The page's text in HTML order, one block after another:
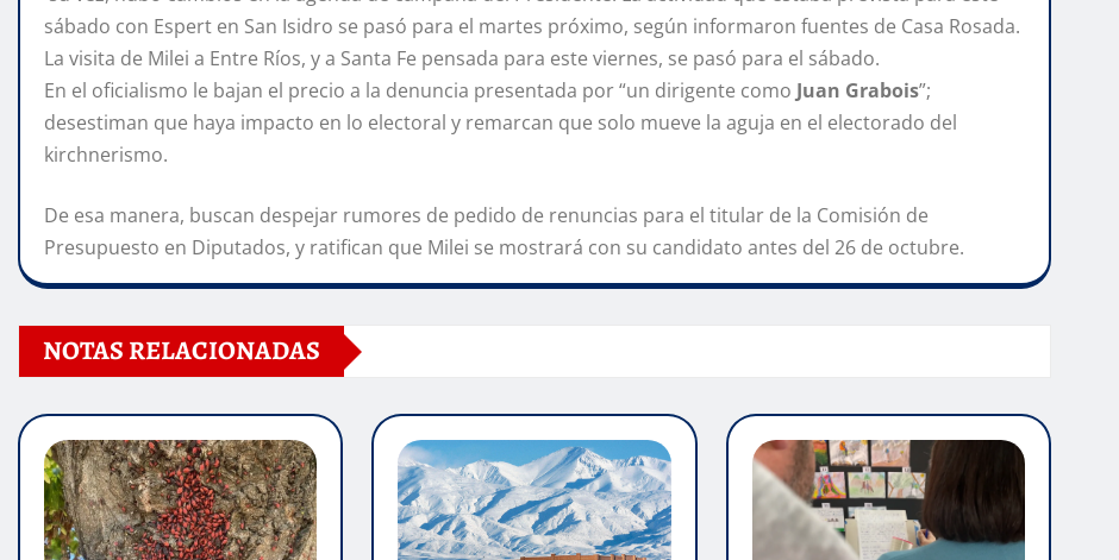
sábado con Espert en San Isidro se pasó para el martes próximo, según informaron fuentes de Casa Rosada.
La visita de Milei a Entre Ríos, y a Santa Fe pensada para este viernes, se pasó para el sábado.
En el oficialismo le bajan el precio a la denuncia presentada por “un dirigente como Juan Grabois”;
desestiman que haya impacto en lo electoral y remarcan que solo mueve la aguja en el electorado del
kirchnerismo.
De esa manera, buscan despejar rumores de pedido de renuncias para el titular de la Comisión de
Presupuesto en Diputados, y ratifican que Milei se mostrará con su candidato antes del 26 de octubre.
NOTAS RELACIONADAS